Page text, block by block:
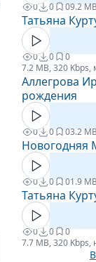
0 0 09.2
Татьяна
0 0
0
7.2 MB, 320 Kbps,
Аллегрова
рождения
0 0 03.2
Новогодняя
0 0 01.9
Татьяна
0 0
0
7.7 MB, 320 Kbps,